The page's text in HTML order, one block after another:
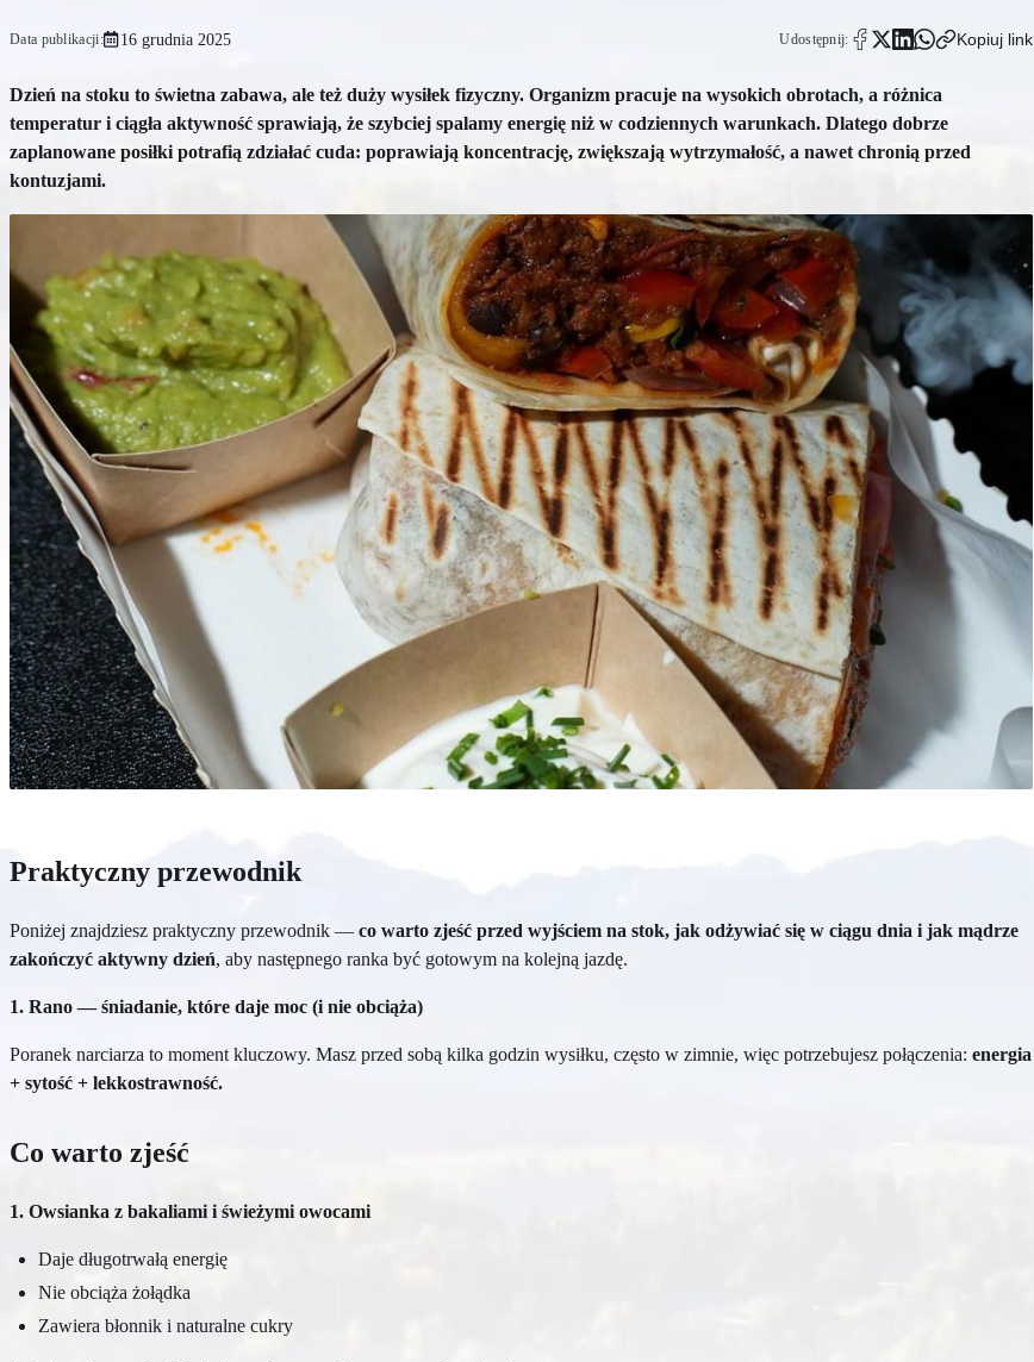
Data publikacji: 16 grudnia 2025 Udostępnij: Kopiuj link
Dzień na stoku to świetna zabawa, ale też duży wysiłek fizyczny. Organizm pracuje na wysokich obrotach, a różnica
temperatur i ciągła aktywność sprawiają, że szybciej spalamy energię niż w codziennych warunkach. Dlatego dobrze
zaplanowane posiłki potrafią zdziałać cuda: poprawiają koncentrację, zwiększają wytrzymałość, a nawet chronią przed
kontuzjami.
Praktyczny przewodnik
Poniżej znajdziesz praktyczny przewodnik — co warto zjeść przed wyjściem na stok, jak odżywiać się w ciągu dnia i jak mądrze
zakończyć aktywny dzień, aby następnego ranka być gotowym na kolejną jazdę.
1. Rano — śniadanie, które daje moc (i nie obciąża)
Poranek narciarza to moment kluczowy. Masz przed sobą kilka godzin wysiłku, często w zimnie, więc potrzebujesz połączenia: energia
+ sytość + lekkostrawność.
Co warto zjeść
1. Owsianka z bakaliami i świeżymi owocami
Daje długotrwałą energię
Nie obciąża żołądka
Zawiera błonnik i naturalne cukry